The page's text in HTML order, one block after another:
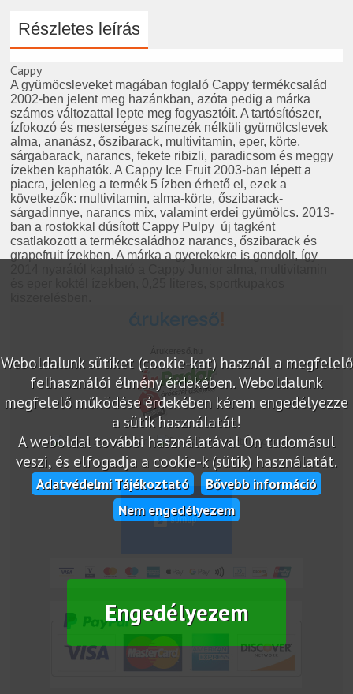
Részletes leírás
Cappy
A gyümöcsleveket magában foglaló Cappy termékcsalád
2002-ben jelent meg hazánkban, azóta pedig a márka
számos változattal lepte meg fogyasztóit. A tartósítószer,
ízfokozó és mesterséges színezék nélküli gyümölcslevek
alma, ananász, őszibarack, multivitamin, eper, körte,
sárgabarack, narancs, fekete ribizli, paradicsom és meggy
ízekben kaphatók. A Cappy Ice Fruit 2003-ban lépett a
piacra, jelenleg a termék 5 ízben érhető el, ezek a
következők: multivitamin, alma-körte, őszibarack-
sárgadinnye, narancs mix, valamint erdei gyümölcs. 2013-
ban a rostokkal dúsított Cappy Pulpy új tagként
csatlakozott a termékcsaládhoz narancs, őszibarack és
grapefruit ízekben. A márka a gyerekekre is gondolt, így
Weboldalunk sütiket (cookie-kat) használ a megfelelő
felhasználói élmény érdekében. Weboldalunk
megfelelő működése érdekében kérem engedélyezze
a sütik használatát!
A weboldal további használatával Ön tudomásul
veszi, és elfogadja a cookie-k (sütik) használatát.
Adatvédelmi Tájékoztató
Bővebb információ
Nem engedélyezem
Engedélyezem
marketplace partner